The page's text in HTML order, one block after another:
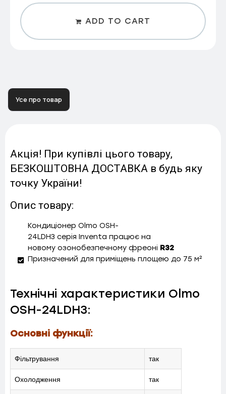
ADD TO CART
Усе про товар
Акція! При купівлі цього товару,
БЕЗКОШТОВНА ДОСТАВКА в будь яку
точку України!
Опис товару:
Кондиціонер Olmo OSH-
24LDH3 серія Inventa працює на
новому озонобезпечному фреоні R32
Призначений для приміщень площею до 75 м²
Технічні характеристики Olmo
OSH-24LDH3:
Основні функції:
Фільтрування так
Охолодження так